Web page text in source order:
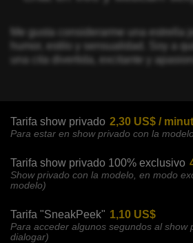
Me gusta considerarme una estrella
humor, estilo y sensualidad. Soy a
una cita divertida, excitante y
Tarifa show privado 2,30 US$ /
Para estar en show privado con la
Tarifa show privado 100% exclusivo
Show privado con la modelo, en modo
modelo)
Tarifa "SneakPeek" 1,10 US$
Para acceder algunos segundos al show
dialogar)